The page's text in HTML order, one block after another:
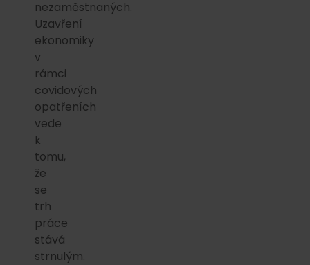
nezaměstnaných.
Uzavření
ekonomiky
v
rámci
covidových
opatřeních
vede
k
tomu,
že
se
trh
práce
stává
strnulým.